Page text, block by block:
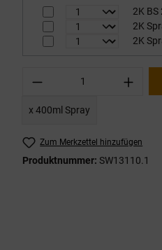
Produkt Anzahl:
x 400ml Spray
Zum Merkzettel hinzufügen
Produktnummer: SW13110.1